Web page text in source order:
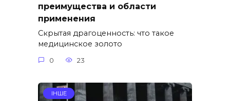
преимущества и области
применения
Скрытая драгоценность: что такое
медицинское золото
0 23
ІНШЕ